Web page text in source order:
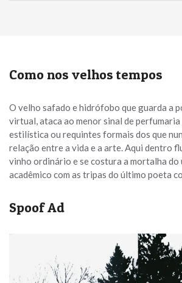
Como nos velhos tempos
O velho safado e hidrófobo que guarda a
virtual, ataca ao menor sinal de
estilística ou requintes formais dos que
relação entre a vida e a arte. Aqui dentro
vinho ordinário e se costura a mortalha
acadêmico com as tripas do último poeta
Spoof Ad